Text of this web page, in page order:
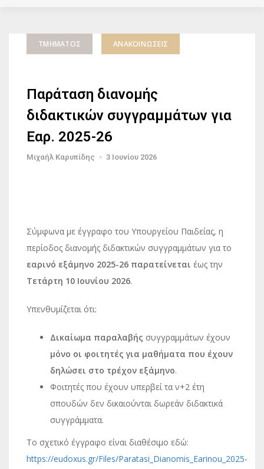
ΤΜΉΜΑΤΟΣ ΑΝΑΚΟΙΝΏΣΕΙΣ
Παράταση διανομής
διδακτικών συγγραμμάτων για
Εαρ. 2025-26
Μιχαήλ Καρυπίδης - 3 Ιουνίου 2026
Σύμφωνα με έγγραφο του Υπουργείου Παιδείας, η
περίοδος διανομής διδακτικών συγγραμμάτων για το
εαρινό εξάμηνο 2025-26 παρατείνεται έως την
Τετάρτη 10 Ιουνίου 2026.
Υπενθυμίζεται ότι:
Δικαίωμα παραλαβής συγγραμμάτων έχουν
μόνο οι φοιτητές για μαθήματα που έχουν
δηλώσει στο τρέχον εξάμηνο.
Φοιτητές που έχουν υπερβεί τα ν+2 έτη
σπουδών δεν δικαιούνται δωρεάν διδακτικά
συγγράμματα.
Το σχετικό έγγραφο είναι διαθέσιμο εδώ:
https://eudoxus.gr/Files/Paratasi_Dianomis_Earinou_2025-